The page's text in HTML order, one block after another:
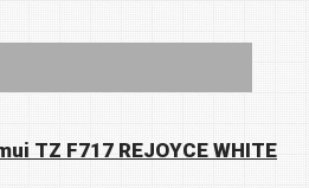
TZ F717 REJOYCE WHITE